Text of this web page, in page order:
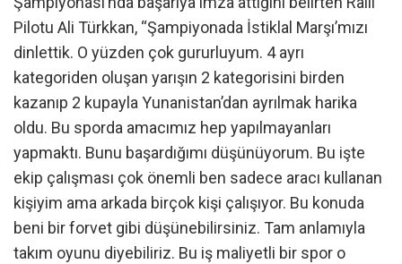
Pilotu Ali Türkkan, “Şampiyonada İstiklal Marşı’mızı
dinlettik. O yüzden çok gururluyum. 4 ayrı
kategoriden oluşan yarışın 2 kategorisini birden
kazanıp 2 kupayla Yunanistan’dan ayrılmak harika
oldu. Bu sporda amacımız hep yapılmayanları
yapmaktı. Bunu başardığımı düşünüyorum. Bu işte
ekip çalışması çok önemli ben sadece aracı kullanan
kişiyim ama arkada birçok kişi çalışıyor. Bu konuda
beni bir forvet gibi düşünebilirsiniz. Tam anlamıyla
takım oyunu diyebiliriz. Bu iş maliyetli bir spor o